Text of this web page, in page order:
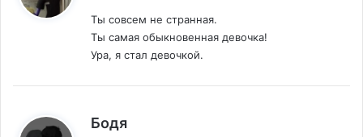
Ты совсем не странная.
Ты самая обыкновенная девочка!
Ура, я стал девочкой.
Бодя